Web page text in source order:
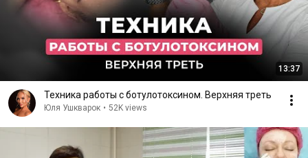
13:37
Техника работы с ботулотоксином. Верхняя треть
Юля Ушкварок • 52K views